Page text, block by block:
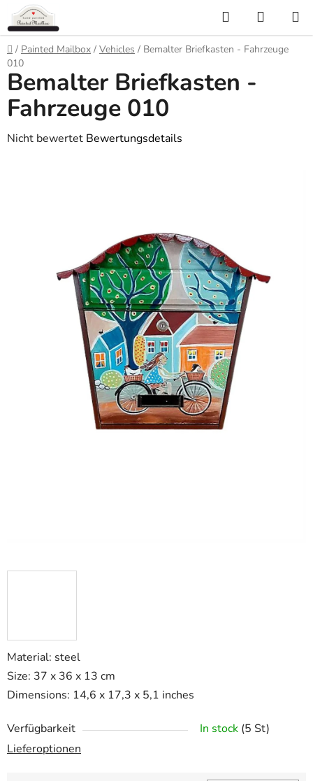
Zum
Inhalt
springen
Suchen
Startseite
/ Painted Mailbox / Vehicles / Bemalter Briefkasten - Fahrzeuge
010
Material: steel
Size: 37 x 36 x 13 cm
Dimensions: 14,6 x 17,3 x 5,1 inches
Verfügbarkeit In stock (5 St)
Lieferoptionen
Bemalter Briefkasten -
Fahrzeuge 010
Die
Nicht bewertet Bewertungsdetails